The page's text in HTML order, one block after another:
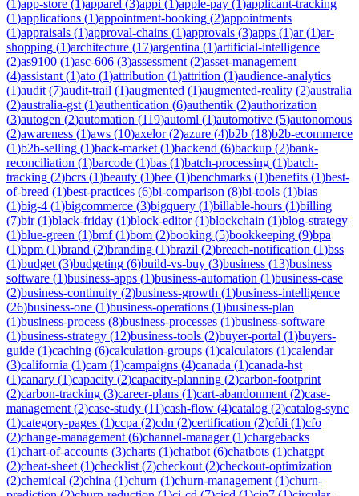
(1)app-store (1)apparel (3)appi (1)apple-pay (1)applicant-tracking
(1)applications (1)appointment-booking (2)appointments
(1)appraisals (1)approval-chains (1)approvals (3)apps (1)ar(1)ar-
shopping (1)architecture (17)argentina (1)artificial-intelligence
(2)as9100 (1)asc-606 (3)assessment (2)asset-management
(4)assistant (1)ato (1)attribution (1)attrition (1)audience-analytics
(1)audit (7)audit-trail (1)augmented (1)augmented-reality (2)australia
(2)australia-gst (1)authentication (6)authentik (2)authorization
(3)autogen (2)automation (119)automl (1)automotive (5)autonomous
(2)awareness (1)aws (10)axelor(2)azure (4)b2b (18)b2b-ecommerce
(1)b2b-selling (1)back-market (1)backend (6)backup (2)bank-
reconciliation (1)barcode (1)bas (1)batch-processing (1)batch-
tracking (2)bcrs (1)beauty (1)bee (1)benchmarks (1)benefits (1)best-
of-breed (1)best-practices (6)bi-comparison (8)bi-tools (1)bias
(1)big-4 (1)bigcommerce (3)bigquery (1)billable-hours (1)billing
(7)bir(1)black-friday (1)block-editor(1)blockchain (1)blog-strategy
(1)blue-green (1)bmf(1)bom (2)booking (5)bookkeeping (9)bpa
(1)bpm (1)brand (2)branding (1)brazil (2)breach-notification (1)bss
(1)budget (3)budgeting (6)build-vs-buy (3)business (13)business
software (1)business-apps (1)business-automation (1)business-case
(2)business-continuity (2)business-growth (1)business-intelligence
(26)business-one (1)business-operations (1)business-plan
(1)business-process (8)business-processes (1)business-software
(1)business-strategy (12)business-tools (2)buyer-portal (1)buyers-
guide (1)caching (6)calculation-groups (1)calculators (1)calendar
(3)california (1)cam (1)campaigns (4)canada (1)canada-hst
(1)canary (1)capacity (2)capacity-planning (2)carbon-footprint
(2)carbon-tracking (3)career-plans (1)cart-abandonment (2)case-
management (2)case-study (11)cash-flow (4)catalog (2)catalog-sync
(1)category-pages (1)ccpa (2)cdn (2)certification (2)cfdi (1)cfo
(2)change-management (6)channel-manager(1)chargebacks
(1)chart-of-accounts (3)charts (1)chatbot (6)chatbots (1)chatgpt
(2)cheat-sheet (1)checklist (7)checkout (2)checkout-optimization
(2)chemical (2)china (1)churn (1)churn-management (1)churn-